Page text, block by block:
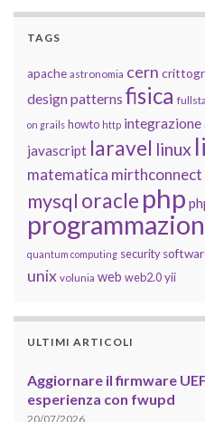
TAGS
apache astronomia cern
design patterns fisica
on grails howto http
javascript laravel linux
matematica mirthconnect
mysql oracle php
quantum computing security
unix volunia web web2.0 yii
ULTIMI ARTICOLI
Aggiornare il firmware
esperienza con fwupd
20/07/2026